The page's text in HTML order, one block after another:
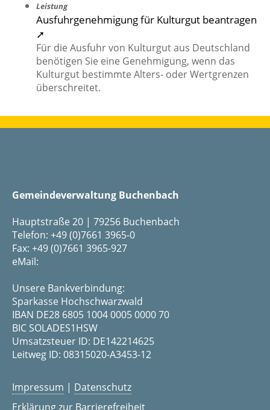
Leistung
Ausfuhrgenehmigung für Kulturgut beantragen
➚
Für die Ausfuhr von Kulturgut aus Deutschland
benötigen Sie eine Genehmigung, wenn das
Kulturgut bestimmte Alters- oder Wertgrenzen
überschreitet.
Gemeindeverwaltung Buchenbach
Hauptstraße 20 | 79256 Buchenbach
Telefon: +49 (0)7661 3965-0
Fax: +49 (0)7661 3965-927
eMail:
Unsere Bankverbindung:
Sparkasse Hochschwarzwald
IBAN DE28 6805 1004 0005 0000 70
BIC SOLADES1HSW
Umsatzsteuer ID: DE142214625
Leitweg ID: 08315020-A3453-12
Impressum | Datenschutz
Erklärung zur Barrierefreiheit